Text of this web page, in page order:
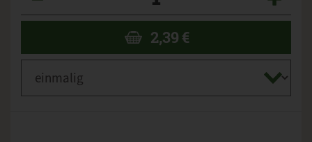
2,39 €